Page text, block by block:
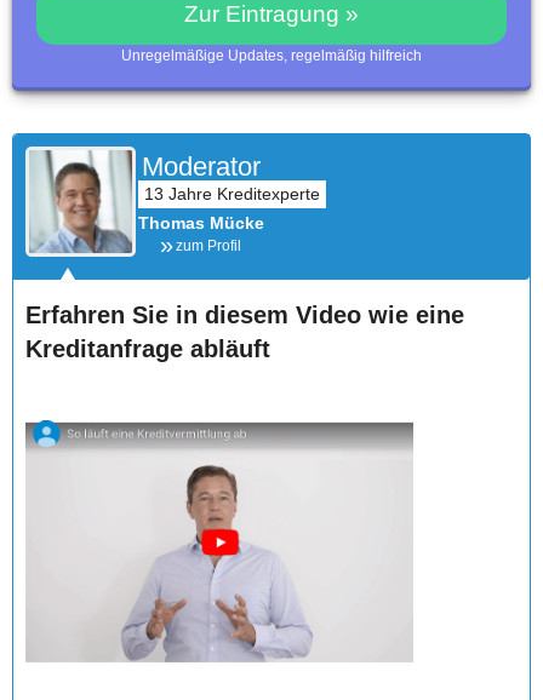
Zur Eintragung »
Unregelmäßige Updates, regelmäßig hilfreich
Moderator
Thomas Mücke
zum Profil
Erfahren Sie in diesem Video wie eine
Kreditanfrage abläuft